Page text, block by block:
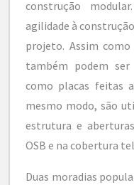
construção
agilidade à
projeto. Assim
também podem
como placas feitas
mesmo modo, são
estrutura e
OSB e na cobertura
Duas moradias